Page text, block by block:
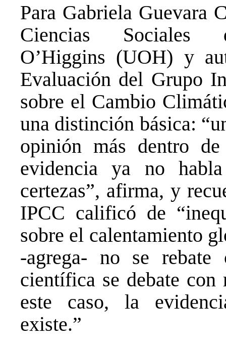
Para Gabriela Guevara
Ciencias Sociales
O’Higgins (UOH) y
Evaluación del Grupo
sobre el Cambio
una distinción básica:
opinión más dentro
evidencia ya no
certezas”, afirma, y
IPCC calificó de
sobre el calentamiento
-agrega- no se rebate
científica se debate
este caso, la
existe.”